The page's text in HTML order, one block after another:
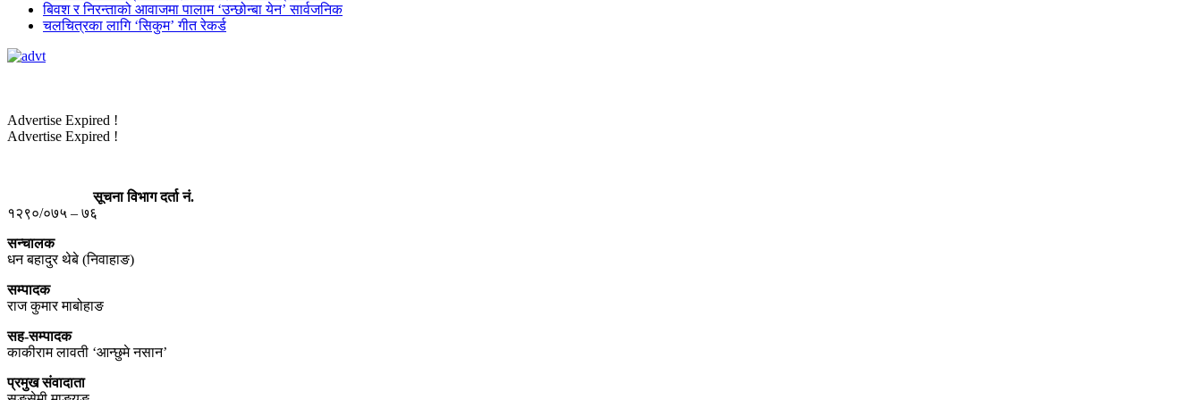
बिवश र निरन्ताको आवाजमा पालाम ‘उन्छोन्बा येन’ सार्वजनिक
चलचित्रका लागि ‘सिकुम’ गीत रेकर्ड
Advertise Expired !
Advertise Expired !
सूचना विभाग दर्ता नं.
१२९०/०७५ – ७६
सन्चालक
धन बहादुर थेबे (निवाहाङ)
सम्पादक
राज कुमार माबोहाङ
सह-सम्पादक
काकीराम लावती ‘आन्छुमे नसान’
प्रमुख संवादाता